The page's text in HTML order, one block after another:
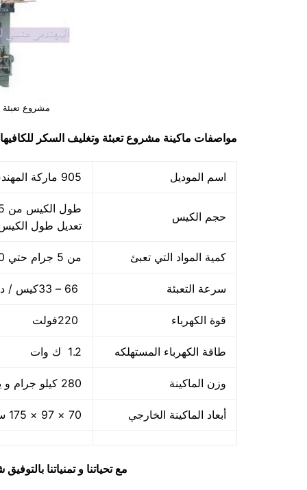
مشروع تعبئة
مواصفات ماكينة مشروع تعبئة وتغليف السكر
اسم الموديل 905 ماركة المهندس منسي
حجم الكيس
تعديل طول
كمية المواد التي تعبئ من 5 جرام حتي 250 جرام و يمكن تعديله حتي 500 جرام
سرعة التعبئة
قوة الكهرباء
طاقة الكهرباء المستهلكه 1.2 ك وات
وزن الماكينة 280 كيلو جرام و يمكن فك الماكينة و تركيبها في اي مكان
أبعاد الماكينة الخارجي 70 × 97 × 175 سم و يمكن فك الماكينة و تركيبها في اي مكان
مع تحياتنا و تمنياتنا